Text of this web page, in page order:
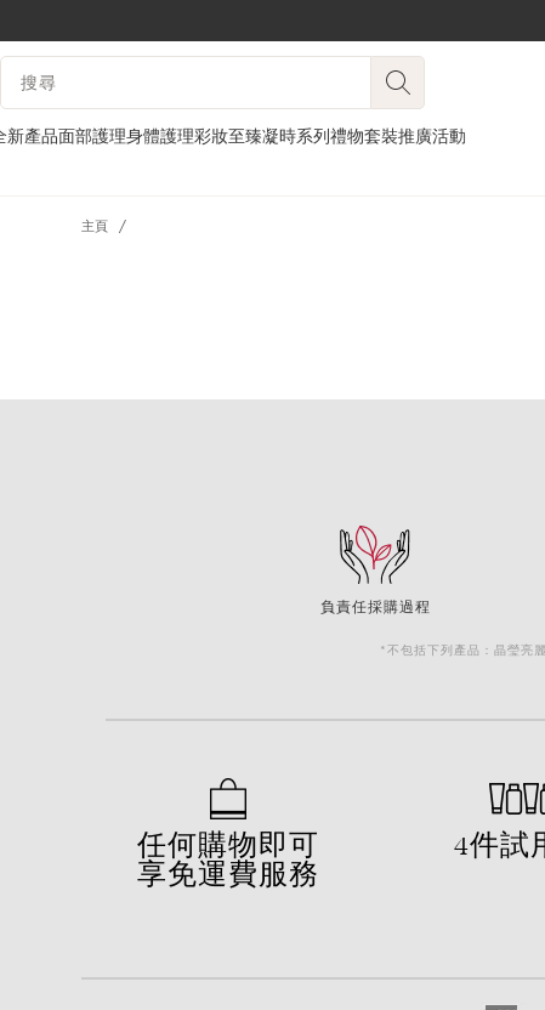
跳至內容
搜尋內容說明
新產品面部護理身體護理彩妝至臻凝時系列禮物套裝推廣活動
主頁
負責任採購過程
*不包括下列產品：晶瑩
任何購物即可
享免運費服務
4件試